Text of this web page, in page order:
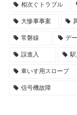
相次ぐトラブル
大惨事事案
常磐線 デ
誤進入
車いす用スロープ
信号機故障